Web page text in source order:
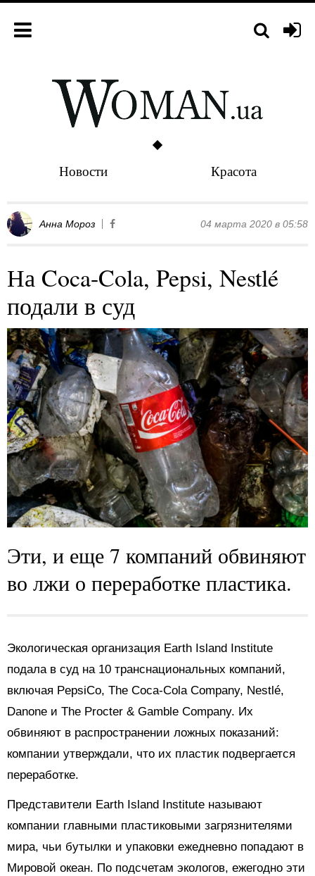
Новости Красота
Анна Мороз 04 марта 2020 в 05:58
На Coca-Cola, Pepsi, Nestlé
подали в суд
Эти, и еще 7 компаний обвиняют
во лжи о переработке пластика.
Экологическая организация Earth Island Institute
подала в суд на 10 транснациональных компаний,
включая PepsiCo, The Coca-Cola Company, Nestlé,
Danone и The Procter & Gamble Company. Их
обвиняют в распространении ложных показаний:
компании утверждали, что их пластик подвергается
переработке.
Представители Earth Island Institute называют
компании главными пластиковыми загрязнителями
мира, чьи бутылки и упаковки ежедневно попадают в
Мировой океан. По подсчетам экологов, ежегодно эти